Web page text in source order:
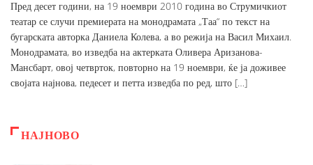
Пред десет години, на 19 ноември 2010 година во Струмичкиот
театар се случи премиерата на монодрамата „Таа“ по текст на
бугарската авторка Даниела Колева, а во режија на Васил Михаил.
Монодрамата, во изведба на актерката Оливера Аризанова-
Мансбарт, овој четврток, повторно на 19 ноември, ќе ја доживее
својата најнова, педесет и петта изведба по ред, што […]
НАЈНОВО